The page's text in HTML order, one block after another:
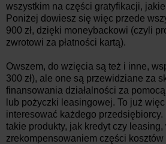
wszystkim na części gratyfikacji,
Poniżej dowiesz się więc przede
900 zł, dzięki moneybackowi (czyli
zwrotowi za płatności kartą).
Owszem, do wzięcia są też i inne,
300 zł), ale one są przewidziane za
finansowania działalności za
lub pożyczki leasingowej. To już
interesować każdego
takie produkty, jak kredyt czy
zrekompensowaniem części